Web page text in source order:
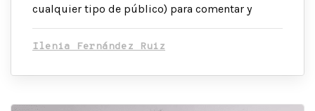
cualquier tipo de público) para comentar y
Ilenia Fernández Ruiz